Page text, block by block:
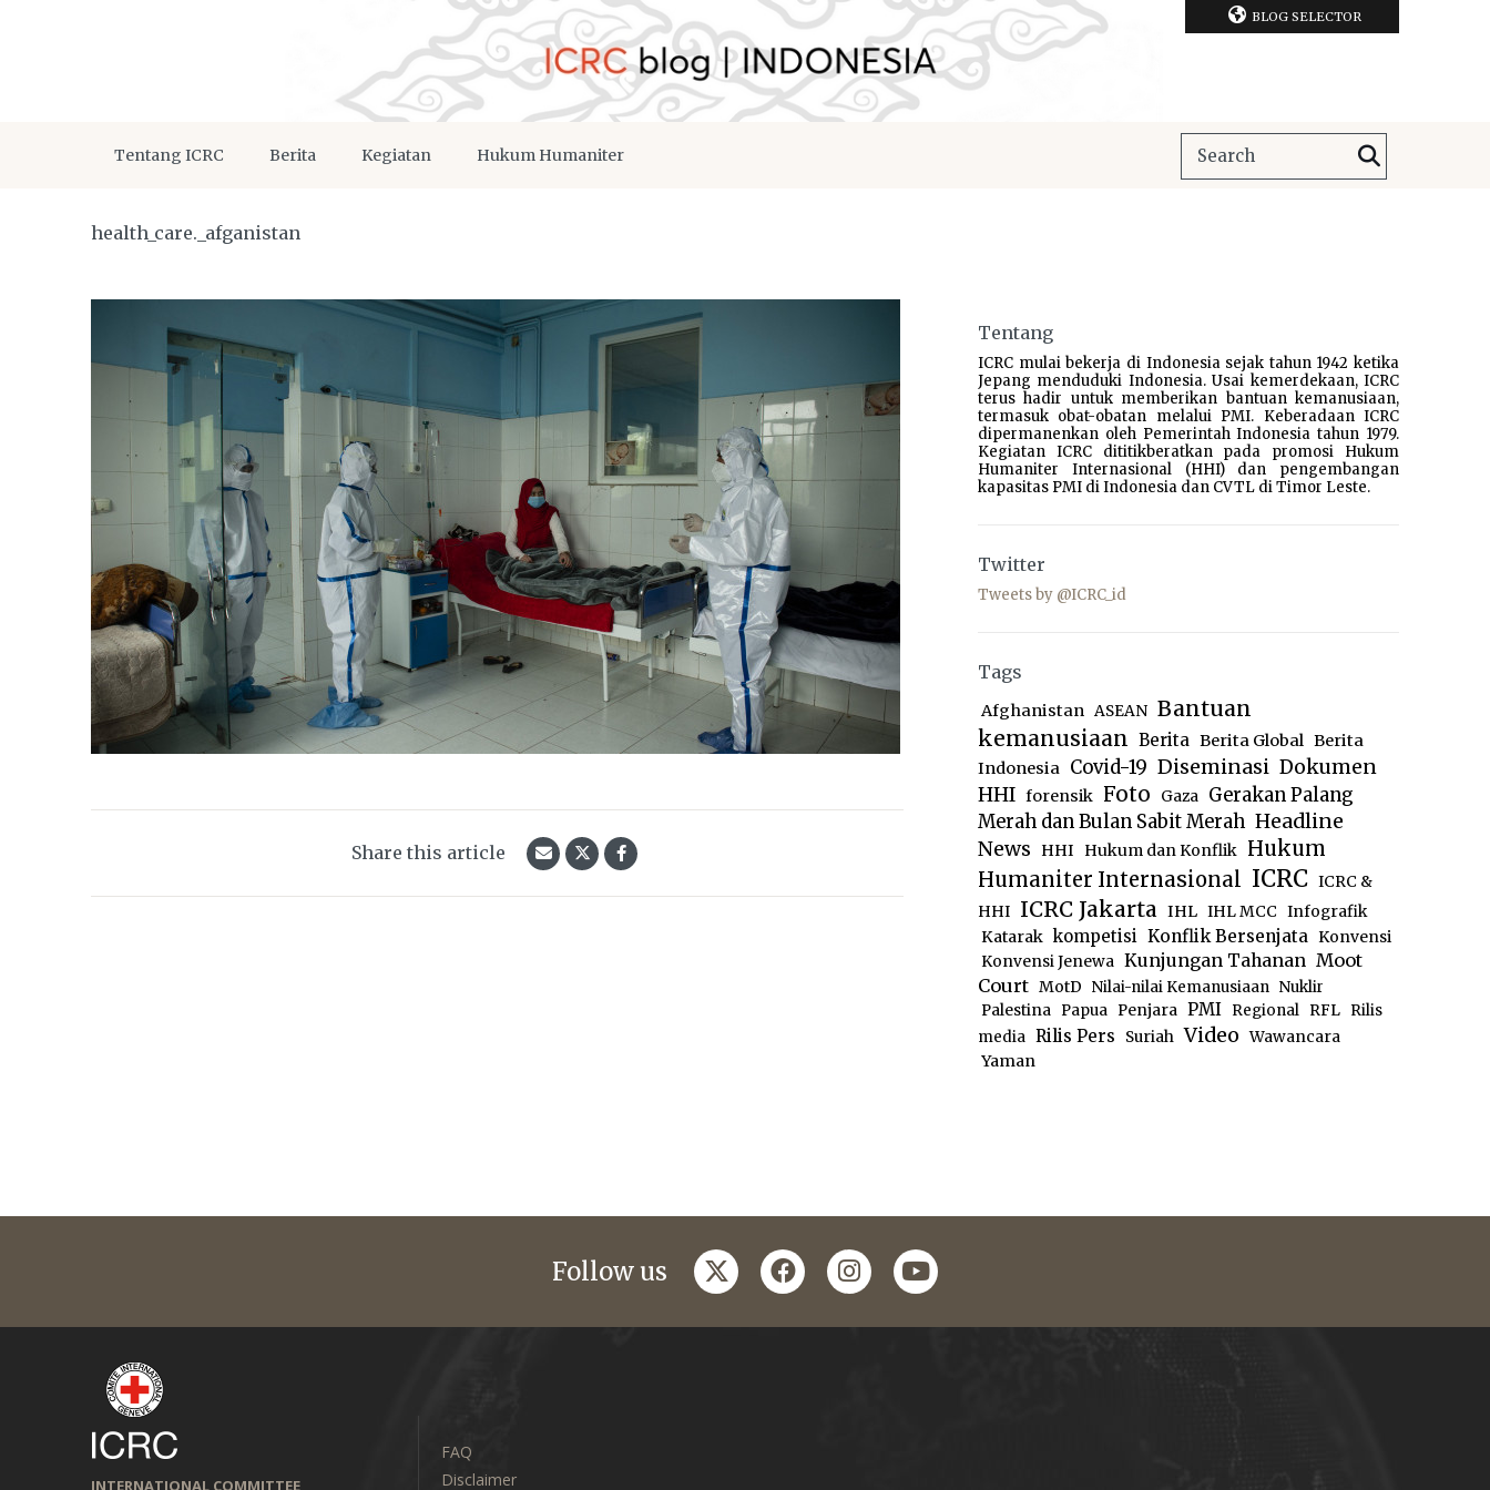
BLOG SELECTOR
Tentang ICRC Berita Kegiatan Hukum Humaniter
health_care._afganistan
Share this article
Tentang
ICRC mulai bekerja di Indonesia sejak tahun 1942 ketika
Jepang menduduki Indonesia. Usai kemerdekaan, ICRC
terus hadir untuk memberikan bantuan kemanusiaan,
termasuk obat-obatan melalui PMI. Keberadaan ICRC
dipermanenkan oleh Pemerintah Indonesia tahun 1979.
Kegiatan ICRC dititikberatkan pada promosi Hukum
Humaniter Internasional (HHI) dan pengembangan
kapasitas PMI di Indonesia dan CVTL di Timor Leste.
Twitter
Tweets by @ICRC_id
Tags
Afghanistan ASEAN Bantuan
kemanusiaan Berita Berita Global Berita
Indonesia Covid-19 Diseminasi Dokumen
HHI forensik Foto Gaza Gerakan Palang
Merah dan Bulan Sabit Merah Headline
News
HHI Hukum dan Konflik Hukum
Humaniter Internasional ICRC ICRC &
HHI ICRC Jakarta IHL IHL MCC Infografik
Katarak kompetisi Konflik Bersenjata Konvensi
Konvensi Jenewa Kunjungan Tahanan Moot
Court MotD Nilai-nilai Kemanusiaan Nuklir
Palestina
Papua Penjara PMI Regional RFL
Rilis
media Rilis Pers Suriah Video Wawancara
Yaman
Follow us twitterfacebookinstagram
youtube
INTERNATIONAL COMMITTEE
FAQ
Disclaimer